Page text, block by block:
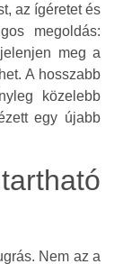
az ígéretet és
megoldás:
meg a
A hosszabb
közelebb
egy újabb
Nem az a